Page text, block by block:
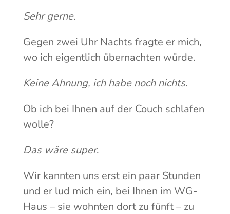
Sehr gerne.
Gegen zwei Uhr Nachts fragte er mich,
wo ich eigentlich übernachten würde.
Keine Ahnung, ich habe noch nichts.
Ob ich bei Ihnen auf der Couch schlafen
wolle?
Das wäre super.
Wir kannten uns erst ein paar Stunden
und er lud mich ein, bei Ihnen im WG-
Haus – sie wohnten dort zu fünft – zu